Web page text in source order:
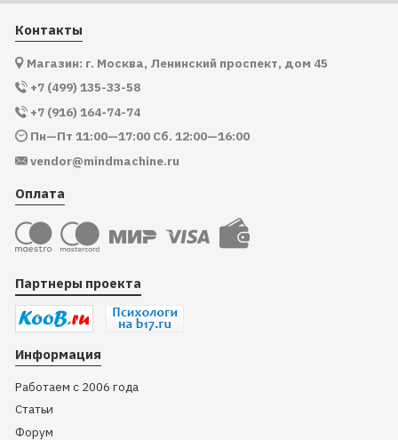
Контакты
Магазин: г. Москва, Ленинский проспект, дом 45
+7 (499) 135-33-58
+7 (916) 164-74-74
Пн—Пт 11:00—17:00 Сб. 12:00—16:00
vendor@mindmachine.ru
Оплата
Партнеры проекта
Информация
Работаем с 2006 года
Статьи
Форум